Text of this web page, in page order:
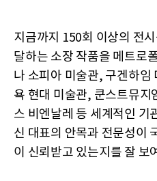
지금까지 150회 이상의 전
달하는 소장 작품을 메트로
나 소피아 미술관, 구겐하임
욕 현대 미술관, 쿤스트뮤지
스 비엔날레 등 세계적인 기
신 대표의 안목과 전문성이
이 신뢰받고 있는지를 잘 보